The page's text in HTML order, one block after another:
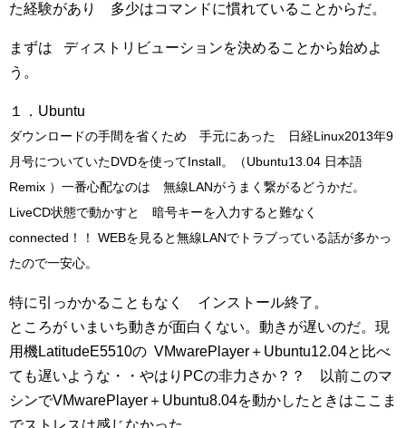
た経験があり 多少はコマンドに慣れていることからだ。
まずは ディストリビューションを決めることから始めよ
う。
１．Ubuntu
ダウンロードの手間を省くため 手元にあった 日経Linux2013年9
月号についていたDVDを使ってInstall。（Ubuntu13.04 日本語
Remix ） 一番心配なのは 無線LANがうまく繋がるどうかだ。
LiveCD状態で動かすと 暗号キーを入力すると難なく
connected！！ WEBを見ると無線LANでトラブっている話が多かっ
たので一安心。
特に引っかかることもなく インストール終了。
ところが いまいち動きが面白くない。動きが遅いのだ。現
用機LatitudeE5510の VMwarePlayer＋Ubuntu12.04と比べ
ても遅いような・・やはりPCの非力さか？？ 以前このマ
シンでVMwarePlayer＋Ubuntu8.04を動かしたときはここま
でストレスは感じなかった。